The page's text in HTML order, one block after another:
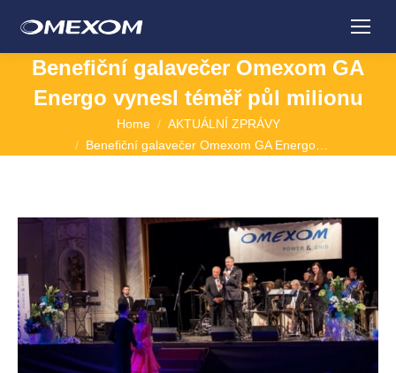
Benefiční galavečer Omexom GA
Energo vynesl téměř půl milionu
Home
AKTUÁLNÍ ZPRÁVY
Benefiční galavečer Omexom GA Energo…